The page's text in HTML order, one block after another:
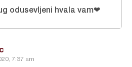
7:37 am
odusevljeni hvala vam❤